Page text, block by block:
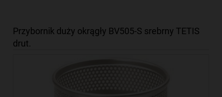
Przybornik duży okrągły BV505-S srebrny TETIS
drut.